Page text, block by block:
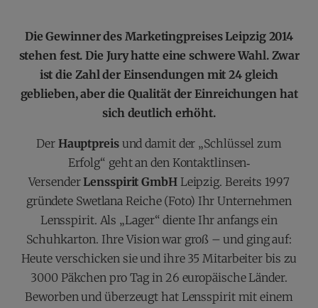
Die Gewinner des Marketingpreises Leipzig 2014
stehen fest. Die Jury hatte eine schwere Wahl. Zwar
ist die Zahl der Einsendungen mit 24 gleich
geblieben, aber die Qualität der Einreichungen hat
sich deutlich erhöht.
Der Hauptpreisund damit der „Schlüssel zum
Erfolg“ geht an den Kontaktlinsen‐
VersenderLensspirit GmbHLeipzig. Bereits 1997
gründete Swetlana Reiche (Foto) Ihr Unternehmen
Lensspirit. Als „Lager“ diente Ihr anfangs ein
Schuhkarton. Ihre Vision war groß – und ging auf:
Heute verschicken sie und ihre 35 Mitarbeiter bis zu
3000 Päkchen pro Tag in 26 europäische Länder.
Beworben und überzeugt hat Lensspirit mit einem